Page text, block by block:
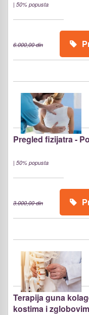
| 50% popusta
6.000,00 din
Pregled fizijatra -
| 50% popusta
3.000,00 din
Terapija guna
kostima i